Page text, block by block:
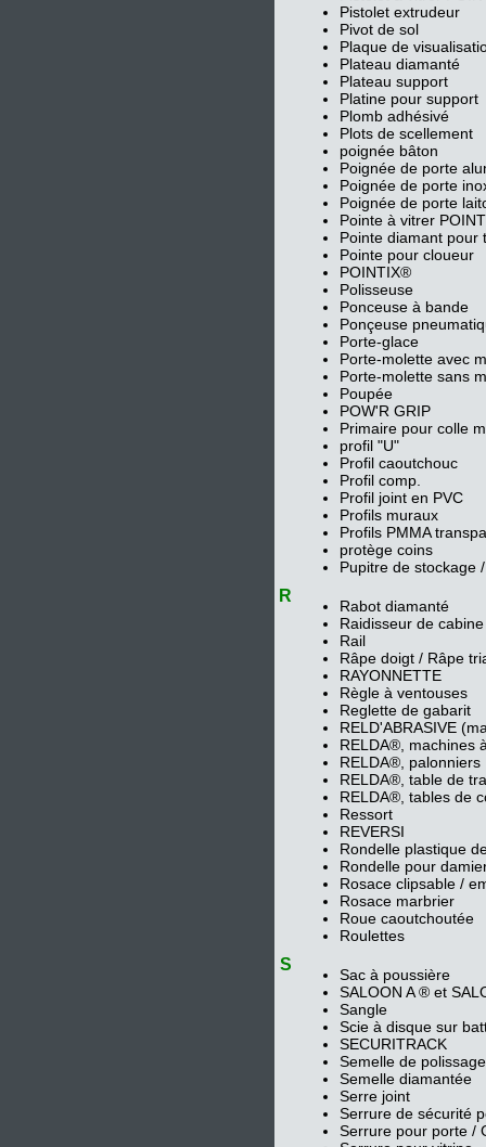
Pistolet extrudeur
Pivot de sol
Plaque de
Plateau diamanté
Plateau support
Platine pour support
Plomb adhésivé
Plots de scellement
poignée bâton
Poignée de porte
Poignée de porte
Poignée de porte
Pointe à vitrer
Pointe diamant pour
Pointe pour cloueur
POINTIX®
Polisseuse
Ponceuse à bande
Ponçeuse
Porte-glace
Porte-molette avec
Porte-molette sans
Poupée
POW'R GRIP
Primaire pour colle
profil "U"
Profil caoutchouc
Profil comp.
Profil joint en PVC
Profils muraux
Profils PMMA
protège coins
Pupitre de stockage
R
Rabot diamanté
Raidisseur de cabine
Rail
Râpe doigt / Râpe
RAYONNETTE
Règle à ventouses
Reglette de gabarit
RELD'ABRASIVE
RELDA®, machines
RELDA®, palonniers
RELDA®, table de
RELDA®, tables de
Ressort
REVERSI
Rondelle plastique
Rondelle pour
Rosace clipsable /
Rosace marbrier
Roue caoutchoutée
Roulettes
S
Sac à poussière
SALOON A ® et
Sangle
Scie à disque sur
SECURITRACK
Semelle de polissage
Semelle diamantée
Serre joint
Serrure de sécurité
Serrure pour porte /